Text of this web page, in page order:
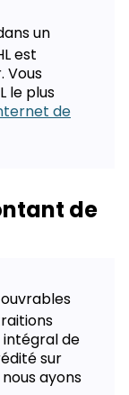
un
est
Vous
le plus
de
de
de
sur
ayons